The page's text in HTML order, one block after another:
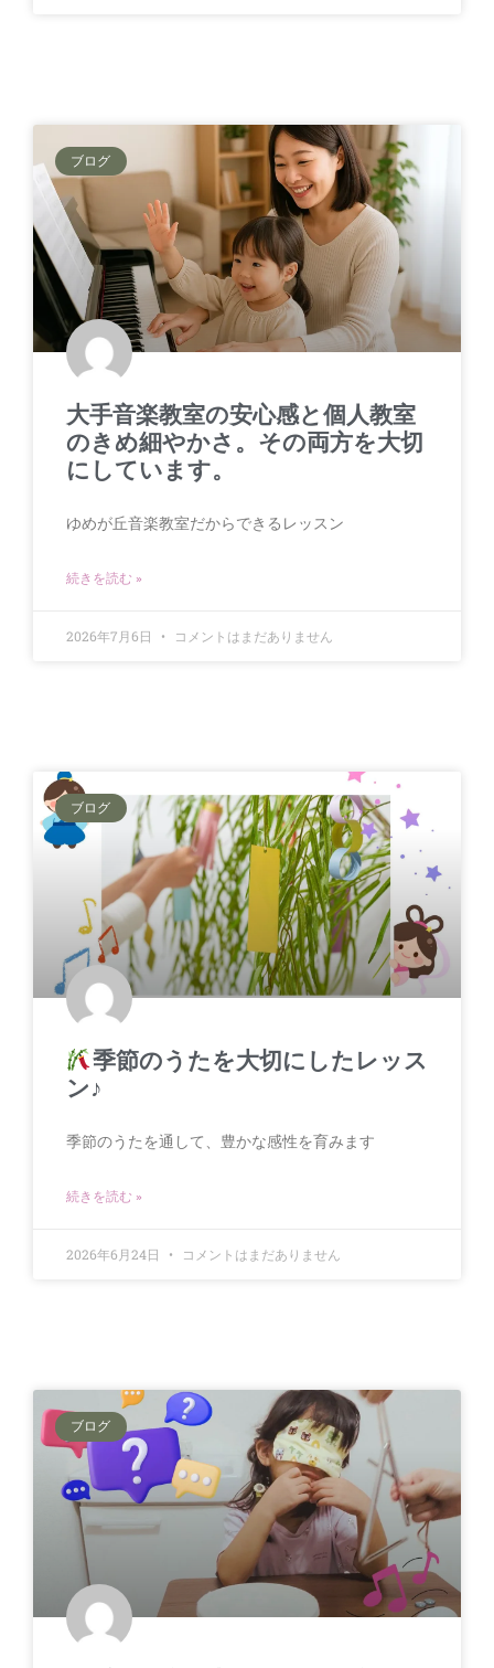
ブログ
大手音楽教室の安心感と個人教室
のきめ細やかさ。その両方を大切
にしています。
ゆめが丘音楽教室だからできるレッスン
続きを読む »
2026年7月6日 コメントはまだありません
ブログ
季節のうたを大切にしたレッス
ン♪
季節のうたを通して、豊かな感性を育みます
続きを読む »
2026年6月24日 コメントはまだありません
ブログ